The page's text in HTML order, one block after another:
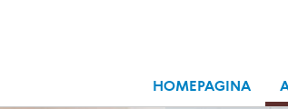
HOMEPAGINA